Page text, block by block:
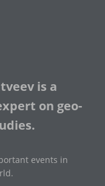
is a
on geo-
events in